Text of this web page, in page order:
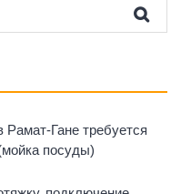
Гане требуется
посуды)